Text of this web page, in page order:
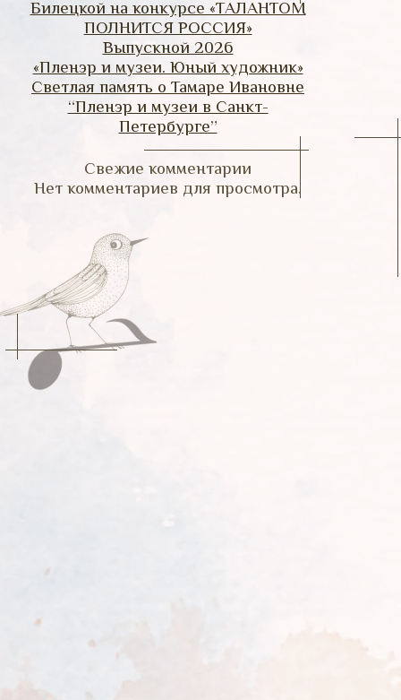
Билецкой на конкурсе «ТАЛАНТОМ
ПОЛНИТСЯ РОССИЯ»
Выпускной 2026
«Пленэр и музеи. Юный художник»
Светлая память о Тамаре Ивановне
“Пленэр и музеи в Санкт-
Петербурге”
Свежие комментарии
Нет комментариев для просмотра.